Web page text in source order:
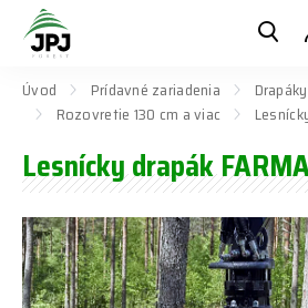
Úvod Prídavné zariadenia
Rozovretie 130 cm a viac
Lesnícky drapák